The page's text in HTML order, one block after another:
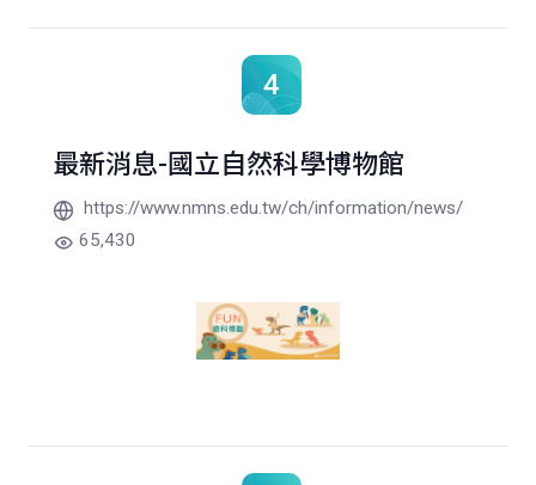
4
最新消息-國立自然科學博物館
https://www.nmns.edu.tw/ch/information/news/
65,430